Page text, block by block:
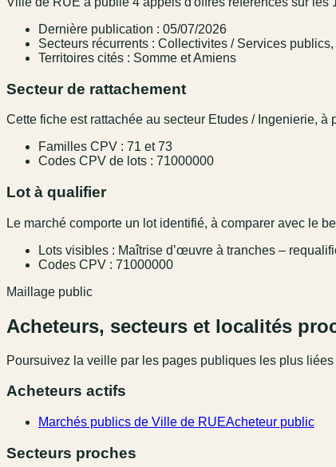
Dernière publication : 05/07/2026
Secteurs récurrents : Collectivites / Services
Territoires cités : Somme et Amiens
Secteur de rattachement
Cette fiche est rattachée au secteur Etudes / Ingenierie,
Familles CPV : 71 et 73
Codes CPV de lots : 71000000
Lot à qualifier
Le marché comporte un lot identifié, à comparer avec le
Lots visibles : Maîtrise d’œuvre à tranches –
Codes CPV : 71000000
Maillage public
Acheteurs, secteurs et localités
Poursuivez la veille par les pages publiques les plus
Acheteurs actifs
Marchés publics de Ville de RUEAcheteur public
Secteurs proches